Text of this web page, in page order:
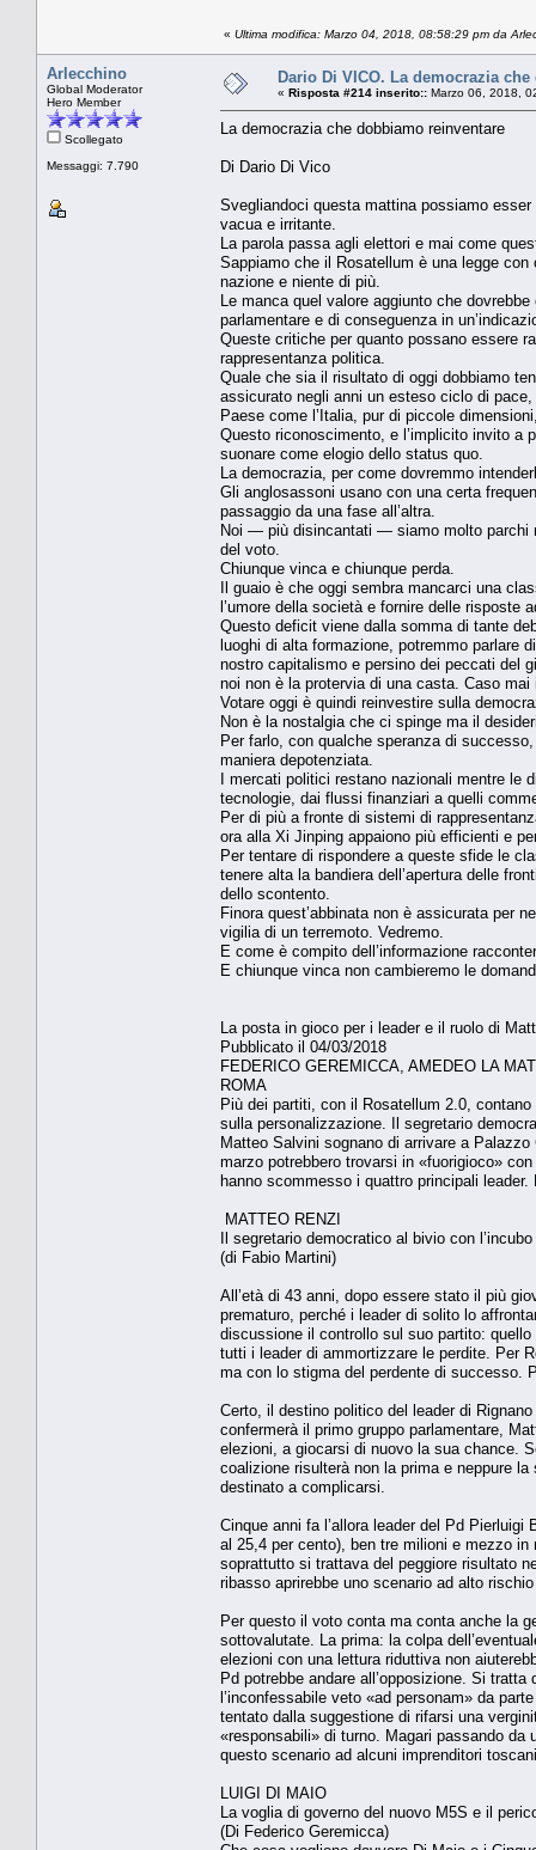
« Ultima modifica: Marzo 04, 2018, 08:58:29 pm da
Arlecchino
Global Moderator
Hero Member
Scollegato
Messaggi: 7.790
Dario Di VICO. La democrazia
« Risposta #214 inserito:: Marzo 06, 2018,
La democrazia che dobbiamo reinventare
Di Dario Di Vico
Svegliandoci questa mattina possiamo
vacua e irritante.
La parola passa agli elettori e mai come
Sappiamo che il Rosatellum è una legge
nazione e niente di più.
Le manca quel valore aggiunto che
parlamentare e di conseguenza in
Queste critiche per quanto possano essere
rappresentanza politica.
Quale che sia il risultato di oggi dobbiamo
assicurato negli anni un esteso ciclo di
Paese come l’Italia, pur di piccole
Questo riconoscimento, e l’implicito invito a
suonare come elogio dello status quo.
La democrazia, per come dovremmo
Gli anglosassoni usano con una certa
passaggio da una fase all’altra.
Noi — più disincantati — siamo molto parchi
del voto.
Chiunque vinca e chiunque perda.
Il guaio è che oggi sembra mancarci una
l’umore della società e fornire delle risposte
Questo deficit viene dalla somma di tante
luoghi di alta formazione, potremmo parlare
nostro capitalismo e persino dei peccati del
noi non è la protervia di una casta. Caso
Votare oggi è quindi reinvestire sulla
Non è la nostalgia che ci spinge ma il
Per farlo, con qualche speranza di
maniera depotenziata.
I mercati politici restano nazionali mentre le
tecnologie, dai flussi finanziari a quelli
Per di più a fronte di sistemi di
ora alla Xi Jinping appaiono più efficienti e
Per tentare di rispondere a queste sfide le
tenere alta la bandiera dell’apertura delle
dello scontento.
Finora quest’abbinata non è assicurata per
vigilia di un terremoto. Vedremo.
E come è compito dell’informazione
E chiunque vinca non cambieremo le
La posta in gioco per i leader e il ruolo di
Pubblicato il 04/03/2018
FEDERICO GEREMICCA, AMEDEO LA
ROMA
Più dei partiti, con il Rosatellum 2.0,
sulla personalizzazione. Il segretario
Matteo Salvini sognano di arrivare a
marzo potrebbero trovarsi in «fuorigioco»
hanno scommesso i quattro principali
MATTEO RENZI
Il segretario democratico al bivio con
(di Fabio Martini)
All’età di 43 anni, dopo essere stato il più
prematuro, perché i leader di solito lo
discussione il controllo sul suo partito:
tutti i leader di ammortizzare le perdite. Per
ma con lo stigma del perdente di successo.
Certo, il destino politico del leader di
confermerà il primo gruppo parlamentare,
elezioni, a giocarsi di nuovo la sua chance.
coalizione risulterà non la prima e neppure
destinato a complicarsi.
Cinque anni fa l’allora leader del Pd
al 25,4 per cento), ben tre milioni e mezzo
soprattutto si trattava del peggiore risultato
ribasso aprirebbe uno scenario ad alto
Per questo il voto conta ma conta anche la
sottovalutate. La prima: la colpa
elezioni con una lettura riduttiva non
Pd potrebbe andare all’opposizione. Si
l’inconfessabile veto «ad personam» da
tentato dalla suggestione di rifarsi una
«responsabili» di turno. Magari passando da
questo scenario ad alcuni imprenditori
LUIGI DI MAIO
La voglia di governo del nuovo M5S e il
(Di Federico Geremicca)